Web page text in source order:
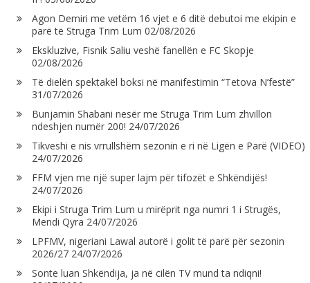
Agon Demiri me vetëm 16 vjet e 6 ditë debutoi me ekipin e
parë të Struga Trim Lum 02/08/2026
Ekskluzive, Fisnik Saliu veshë fanellën e FC Skopje
02/08/2026
Të dielën spektakël boksi në manifestimin “Tetova N’festë”
31/07/2026
Bunjamin Shabani nesër me Struga Trim Lum zhvillon
ndeshjen numër 200! 24/07/2026
Tikveshi e nis vrrullshëm sezonin e ri në Ligën e Parë (VIDEO)
24/07/2026
FFM vjen me një super lajm për tifozët e Shkëndijës!
24/07/2026
Ekipi i Struga Trim Lum u mirëprit nga numri 1 i Strugës,
Mendi Qyra 24/07/2026
LPFMV, nigeriani Lawal autorë i golit të parë për sezonin
2026/27 24/07/2026
Sonte luan Shkëndija, ja në cilën TV mund ta ndiqni!